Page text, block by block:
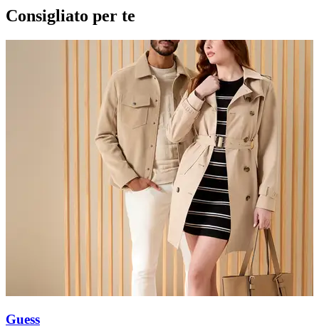
Consigliato per te
Guess